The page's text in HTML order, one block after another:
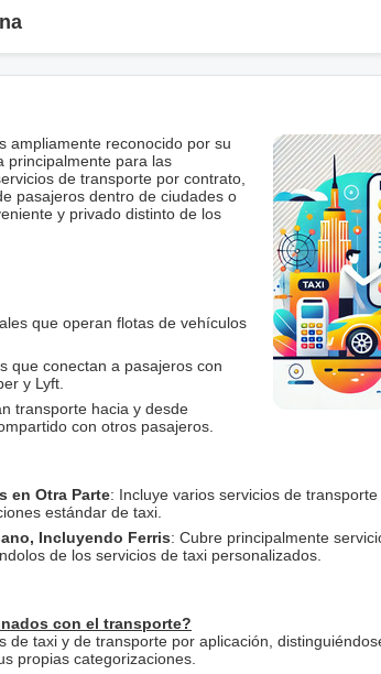
ampliamente reconocido por su
principalmente para las
de transporte por contrato,
pasajeros dentro de ciudades o
y privado distinto de los
que operan flotas de vehículos
que conectan a pasajeros con
y Lyft.
transporte hacia y desde
con otros pasajeros.
en Otra Parte: Incluye varios servicios de
estándar de taxi.
Incluyendo Ferris: Cubre principalmente
de los servicios de taxi personalizados.
con el transporte?
taxi y de transporte por aplicación,
propias categorizaciones.